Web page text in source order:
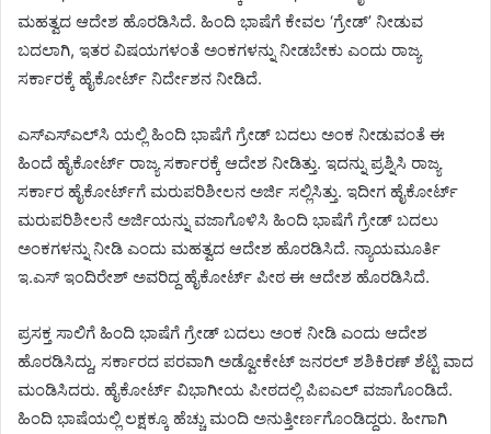
ಮಹತ್ವದ ಆದೇಶ ಹೊರಡಿಸಿದೆ. ಹಿಂದಿ ಭಾಷೆಗೆ ಕೇವಲ ‘ಗ್ರೇಡ್’ ನೀಡುವ
ಬದಲಾಗಿ, ಇತರ ವಿಷಯಗಳಂತೆ ಅಂಕಗಳನ್ನು ನೀಡಬೇಕು ಎಂದು ರಾಜ್ಯ
ಸರ್ಕಾರಕ್ಕೆ ಹೈಕೋರ್ಟ್ ನಿರ್ದೇಶನ ನೀಡಿದೆ.
ಎಸ್ಎಸ್ಎಲ್‌ಸಿ ಯಲ್ಲಿ ಹಿಂದಿ ಭಾಷೆಗೆ ಗ್ರೇಡ್ ಬದಲು ಅಂಕ ನೀಡುವಂತೆ ಈ
ಹಿಂದೆ ಹೈಕೋರ್ಟ್ ರಾಜ್ಯ ಸರ್ಕಾರಕ್ಕೆ ಆದೇಶ ನೀಡಿತ್ತು. ಇದನ್ನು ಪ್ರಶ್ನಿಸಿ ರಾಜ್ಯ
ಸರ್ಕಾರ ಹೈಕೋರ್ಟ್‌ಗೆ ಮರುಪರಿಶೀಲನ ಅರ್ಜಿ ಸಲ್ಲಿಸಿತ್ತು. ಇದೀಗ ಹೈಕೋರ್ಟ್
ಮರುಪರಿಶೀಲನೆ ಅರ್ಜಿಯನ್ನು ವಜಾಗೊಳಿಸಿ ಹಿಂದಿ ಭಾಷೆಗೆ ಗ್ರೇಡ್ ಬದಲು
ಅಂಕಗಳನ್ನು ನೀಡಿ ಎಂದು ಮಹತ್ವದ ಆದೇಶ ಹೊರಡಿಸಿದೆ. ನ್ಯಾಯಮೂರ್ತಿ
ಇ.ಎಸ್ ಇಂದಿರೇಶ್ ಅವರಿದ್ದ ಹೈಕೋರ್ಟ್ ಪೀಠ ಈ ಆದೇಶ ಹೊರಡಿಸಿದೆ.
ಪ್ರಸಕ್ತ ಸಾಲಿಗೆ ಹಿಂದಿ ಭಾಷೆಗೆ ಗ್ರೇಡ್ ಬದಲು ಅಂಕ ನೀಡಿ ಎಂದು ಆದೇಶ
ಹೊರಡಿಸಿದ್ದು, ಸರ್ಕಾರದ ಪರವಾಗಿ ಅಡ್ವೋಕೇಟ್ ಜನರಲ್ ಶಶಿಕಿರಣ್ ಶೆಟ್ಟಿ ವಾದ
ಮಂಡಿಸಿದರು. ಹೈಕೋರ್ಟ್ ವಿಭಾಗೀಯ ಪೀಠದಲ್ಲಿ ಪಿಐಎಲ್ ವಜಾಗೊಂಡಿದೆ.
ಹಿಂದಿ ಭಾಷೆಯಲ್ಲಿ ಲಕ್ಷಕ್ಕೂ ಹೆಚ್ಚು ಮಂದಿ ಅನುತ್ತೀರ್ಣಗೊಂಡಿದ್ದರು. ಹೀಗಾಗಿ